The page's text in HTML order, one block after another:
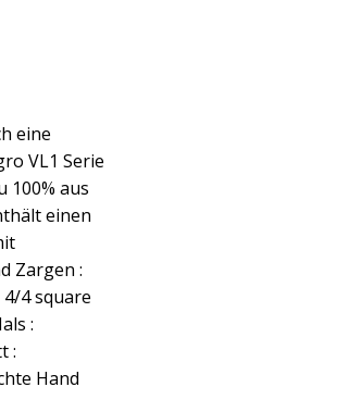
eine
VL1 Serie
100% aus
einen
Zargen :
4 square
:
:
Hand